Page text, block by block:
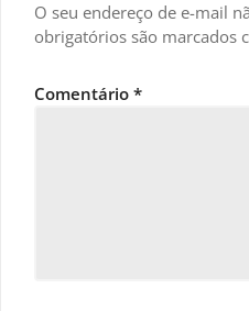
O seu endereço de e-mail
obrigatórios são marcados
Comentário *